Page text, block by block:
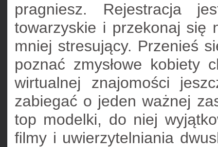
pragniesz. Rejestracja
towarzyskie i przekonaj się
mniej stresujący. Przenieś
poznać zmysłowe
wirtualnej znajomości
zabiegać o jeden ważnej
top modelki, do niej
filmy i uwierzytelniania